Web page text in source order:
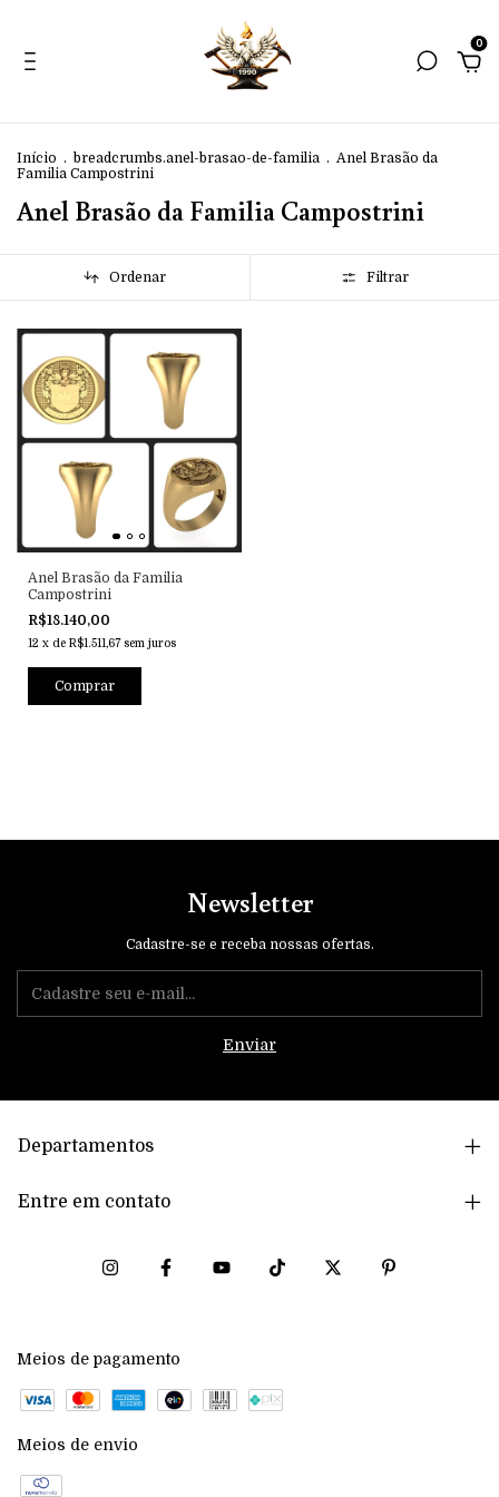
0
Início . breadcrumbs.anel-brasao-de-familia . Anel Brasão da
Familia Campostrini
Anel Brasão da Familia Campostrini
Ordenar Filtrar
Anel Brasão da Familia
Campostrini
R$18.140,00
12 x de R$1.511,67 sem juros
Comprar
Newsletter
Cadastre-se e receba nossas ofertas.
Departamentos
Entre em contato
Meios de pagamento
Meios de envio